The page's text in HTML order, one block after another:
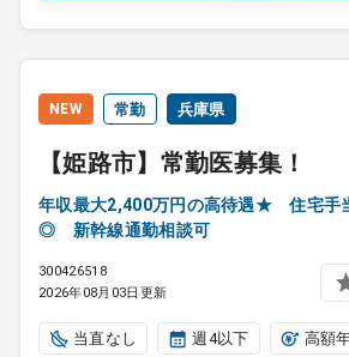
NEW 常勤 兵庫県
【姫路市】常勤医募集！
年収最大2,400万円の高待遇★ 住宅手
◎ 新幹線通勤相談可
300426518
2026年08月03日更新
当直なし 週4以下 高額